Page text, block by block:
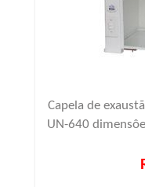
Capela de
UN-640